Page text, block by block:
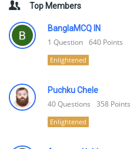
Top Members
BanglaMCQ IN
1 Question 640 Points
Enlightened
Puchku Chele
40Questions 358 Points
Enlightened